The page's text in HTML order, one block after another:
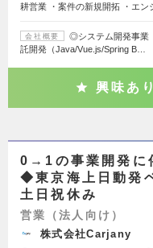
耕営業 ・案件の新規開拓 ・エン
会社概要
◎システム開発事業
託開発（Java/Vue.js/Spring B…
興味あり
0→1の事業開発に
◆東京海上日動発
土日祝休み
営業（法人向け）
株式会社Carjany